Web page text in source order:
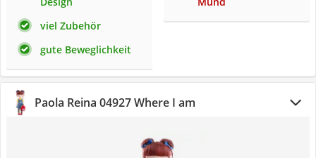
viel Zubehör
gute Beweglichkeit
Paola Reina 04927 Where I am